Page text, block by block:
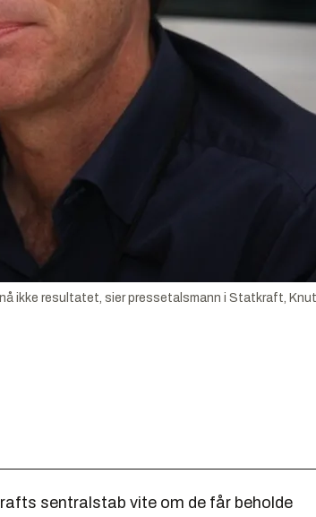
ikke resultatet, sier pressetalsmann i Statkraft,
sentralstab vite om de får beholde